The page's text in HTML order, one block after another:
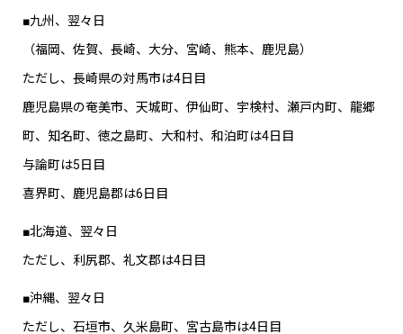
■九州、翌々日
（福岡、佐賀、長崎、大分、宮崎、熊本、鹿児島）
ただし、長崎県の対馬市は4日目
鹿児島県の奄美市、天城町、伊仙町、宇検村、瀬戸内町、龍郷
町、知名町、徳之島町、大和村、和泊町は4日目
与論町は5日目
喜界町、鹿児島郡は6日目
■北海道、翌々日
ただし、利尻郡、礼文郡は4日目
■沖縄、翌々日
ただし、石垣市、久米島町、宮古島市は4日目